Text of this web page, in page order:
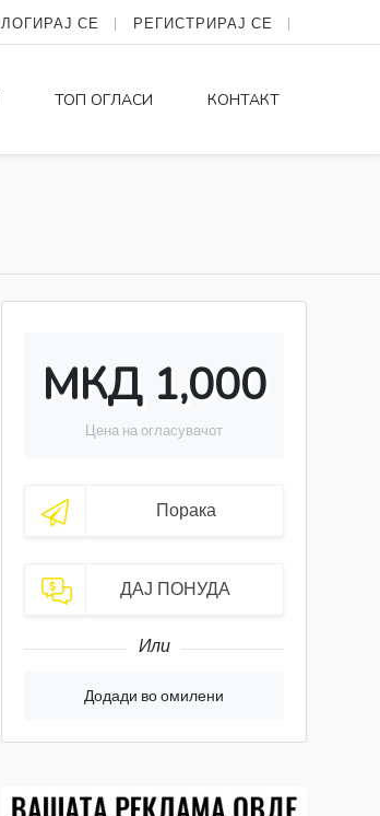
ЛОГИРАЈ СЕ РЕГИСТРИРАЈ СЕ
ТОП ОГЛАСИ КОНТАКТ
МКД 1,000
Цена на огласувачот
Порака
ДАЈ ПОНУДА
Или
Додади во омилени